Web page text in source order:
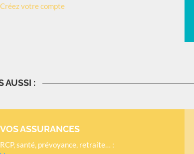
Créez votre compte
AUSSI :
VOS ASSURANCES
RCP, santé, prévoyance, retraite… :